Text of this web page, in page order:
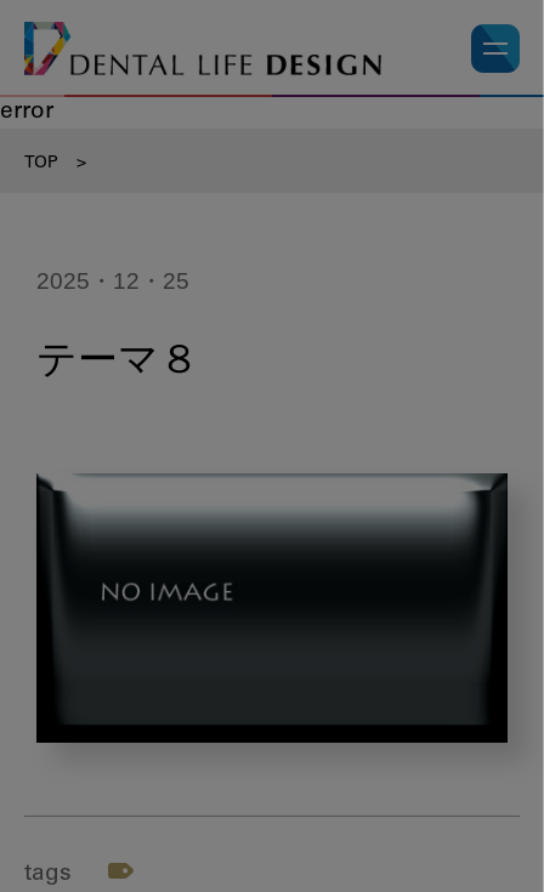
error
TOP >
2025・12・25
テーマ８
マ
tags